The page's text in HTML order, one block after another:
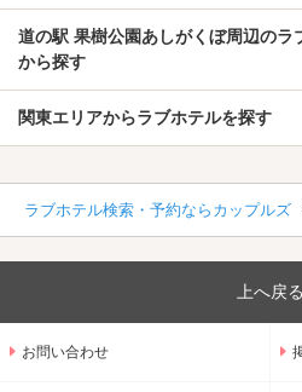
道の駅 果樹公園あしがくぼ周辺のラ
から探す
関東エリアからラブホテルを探す
ラブホテル検索・予約ならカップルズ
上へ戻る
お問い合わせ